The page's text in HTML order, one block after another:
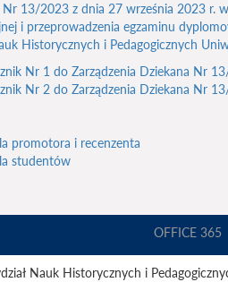
Nr 13/2023 z dnia 27 września 2023 r.
i przeprowadzenia egzaminu
Historycznych i Pedagogicznych
Nr 1 do Zarządzenia Dziekana Nr
Nr 2 do Zarządzenia Dziekana Nr
promotora i recenzenta
studentów
OFFICE 365
Nauk Historycznych i